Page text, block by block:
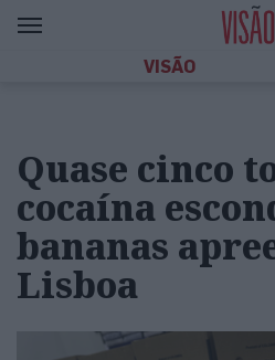
VISÃO
Quase cinco
cocaína
bananas
Lisboa